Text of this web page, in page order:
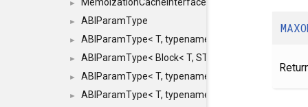
►
► ABIParamType
► ABIParamType< T, typename std::enable_if<
► ABIParamType< Block< T, STRIDED, MOVE > >
► ABIParamType< T, typename std::enable_if<
► ABIParamType< T, typename std::enable_if<